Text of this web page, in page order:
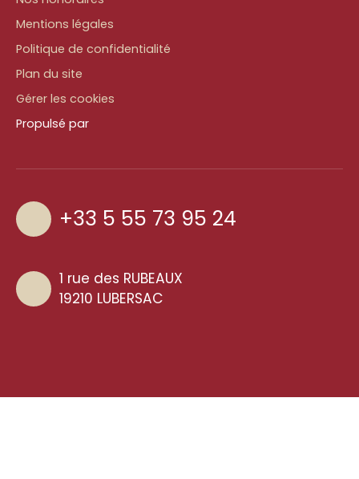
Mentions légales
Politique de confidentialité
Plan du site
Gérer les cookies
Propulsé par
+33 5 55 73 95 24
1 rue des RUBEAUX
19210 LUBERSAC